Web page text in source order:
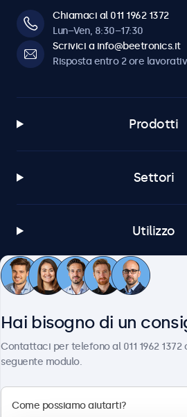
Software e compatibilità
Windows
Windows 8, 10, 11
Windows Embedded
Tahoe, Sequoia, Sonoma
Linux
Tutte le versioni di BrightsignOS
Samsung DeX
Tutte le versioni di Samsung DeX
Connettività
HDMI
1x
DisplayPort
1x
Chiamaci al 011 1962 1372
Lun–Ven, 8:30–17:30
Scrivici a info@beetronics.it
Risposta entro 2 ore
Prodotti
Settori
Utilizzo
Servizio
Hai bisogno di un
Contattaci per telefono al 011 1962
seguente modulo.